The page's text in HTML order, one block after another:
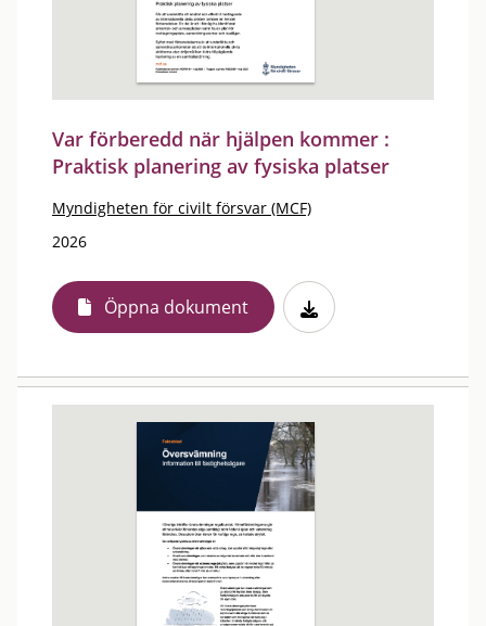
Var förberedd när hjälpen kommer :
Praktisk planering av fysiska platser
Myndigheten för civilt försvar (MCF)
2026
Öppna dokument